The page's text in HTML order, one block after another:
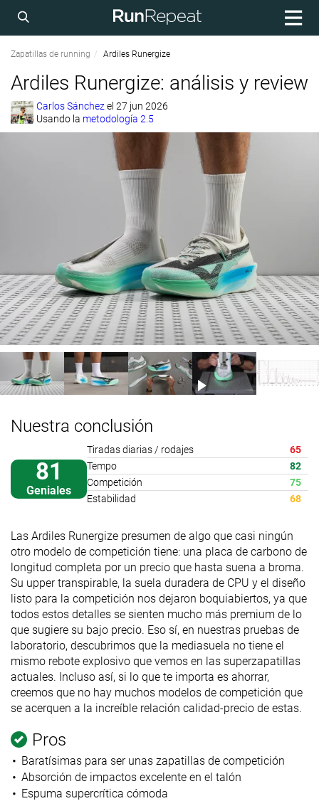
Zapatillas de running Ardiles Runergize
Ardiles Runergize: análisis y review
Carlos Sánchezel 27 jun 2026
Usando la metodología 2.5
Nuestra conclusión
81
Geniales
Tiradas diarias / rodajes
65
Tempo
82
Competición
75
Estabilidad
68
Las Ardiles Runergize presumen de algo que casi ningún
otro modelo de competición tiene: una placa de carbono de
longitud completa por un precio que hasta suena a broma.
Su upper transpirable, la suela duradera de CPU y el diseño
listo para la competición nos dejaron boquiabiertos, ya que
todos estos detalles se sienten mucho más premium de lo
que sugiere su bajo precio. Eso sí, en nuestras pruebas de
laboratorio, descubrimos que la mediasuela no tiene el
mismo rebote explosivo que vemos en las superzapatillas
actuales. Incluso así, si lo que te importa es ahorrar,
creemos que no hay muchos modelos de competición que
se acerquen a la increíble relación calidad-precio de estas.
Pros
Baratísimas para ser unas zapatillas de competición
Absorción de impactos excelente en el talón
Espuma supercrítica cómoda